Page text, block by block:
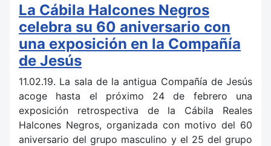
La Cábila Halcones Negros
celebra su 60 aniversario con
una exposición en la Compañía
de Jesús
11.02.19. La sala de la antigua Compañía de Jesús
acoge hasta el próximo 24 de febrero una
exposición retrospectiva de la Cábila Reales
Halcones Negros, organizada con motivo del 60
aniversario del grupo masculino y el 25 del grupo